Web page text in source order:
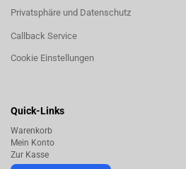
Privatsphäre und Datenschutz
Callback Service
Cookie Einstellungen
Quick-Links
Warenkorb
Mein Konto
Zur Kasse